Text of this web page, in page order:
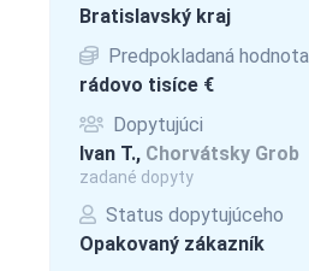
Bratislavský kraj
Predpokladaná hodnota
rádovo tisíce €
Dopytujúci
Ivan T., Chorvátsky Grob
zadané dopyty
Status dopytujúceho
Opakovaný zákazník